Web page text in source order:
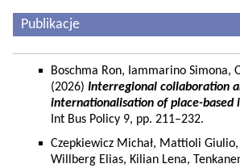
Publikacje
Boschma Ron, Iammarino Simona,
(2026) Interregional collaboration
internationalisation of place-based
Int Bus Policy 9, pp. 211–232.
Czepkiewicz Michał, Mattioli
Willberg Elias, Kilian Lena,